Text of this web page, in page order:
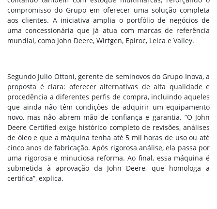
compromisso do Grupo em oferecer uma solução completa
aos clientes. A iniciativa amplia o portfólio de negócios de
uma concessionária que já atua com marcas de referência
mundial, como John Deere, Wirtgen, Epiroc, Leica e Valley.
Segundo Julio Ottoni, gerente de seminovos do Grupo Inova, a
proposta é clara: oferecer alternativas de alta qualidade e
procedência a diferentes perfis de compra, incluindo aqueles
que ainda não têm condições de adquirir um equipamento
novo, mas não abrem mão de confiança e garantia. “O John
Deere Certified exige histórico completo de revisões, análises
de óleo e que a máquina tenha até 5 mil horas de uso ou até
cinco anos de fabricação. Após rigorosa análise, ela passa por
uma rigorosa e minuciosa reforma. Ao final, essa máquina é
submetida à aprovação da John Deere, que homologa a
certifica”, explica.